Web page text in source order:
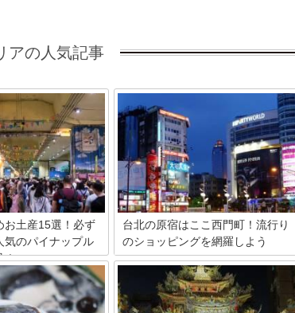
アの人気記事
お土産15選！必ず
気のパイナップル
！
子旅にも人気の台
都市で、観光スポッ
を利用して、リフレ
台北の原宿はここ西門町！流行り
のショッピングを網羅しよう
なんと言っても若者で賑わっている流行
発信タウン！ MRT西門駅6番出口を出た
らそこはもう繁華街！西門町の５つのお
さえておきたいポイントをご紹介！